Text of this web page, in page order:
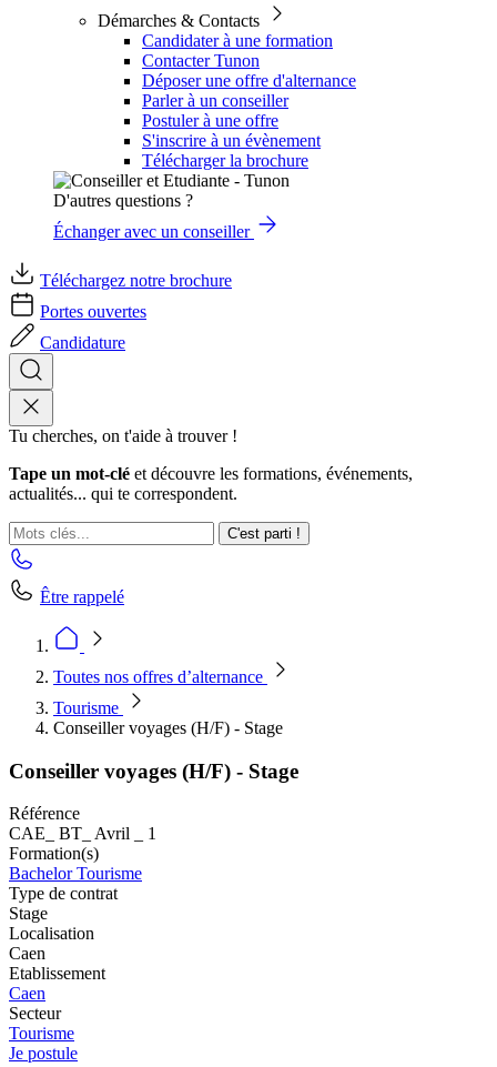
Démarches & Contacts
Candidater à une formation
Contacter Tunon
Déposer une offre d'alternance
Parler à un conseiller
Postuler à une offre
S'inscrire à un évènement
Télécharger la brochure
D'autres questions ?
Échanger avec un conseiller
Téléchargez notre brochure
Portes ouvertes
Candidature
Tu cherches, on t'aide à trouver !
Tape un mot-clé et découvre les formations, événements,
actualités... qui te correspondent.
C'est parti !
Être rappelé
Toutes nos offres d’alternance
Tourisme
Conseiller voyages (H/F) - Stage
Conseiller voyages (H/F) - Stage
Référence
CAE_ BT_ Avril _ 1
Formation(s)
Bachelor Tourisme
Type de contrat
Stage
Localisation
Caen
Etablissement
Caen
Secteur
Tourisme
Je postule